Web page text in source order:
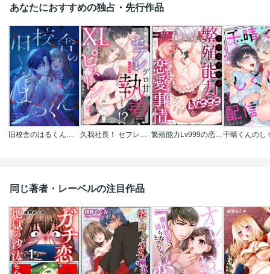
あなたにおすすめの独占・先行作品
旧校舎のはるくん～二人きりの鬼ごっこ、しよう？ 久我社長！ セフレなのにデロ甘執着しすぎでは!? ～XL級のわからせピストンで心も身体もハメ堕とされそうです～（単話版） 繁殖能力Lv999の恋愛事情 ―幼なじみ候爵令息とのウブあま新婚生活―（単話版）
同じ著者・レーベルの注目作品